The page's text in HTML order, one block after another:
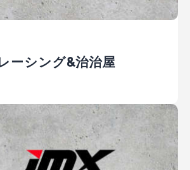
ーシング&治治屋